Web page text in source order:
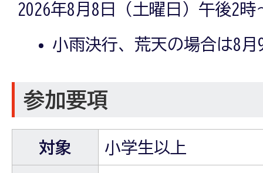
2026年8月8日（土曜日）午後2時
小雨決行、荒天の場合は8
参加要項
対象 小学生以上